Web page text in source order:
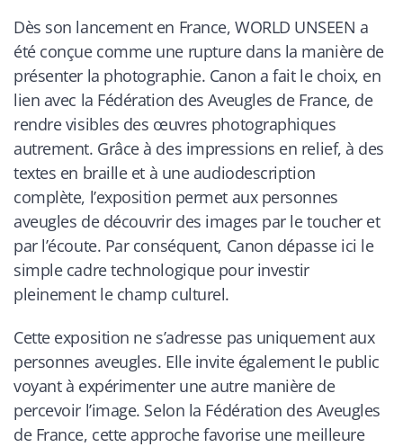
Dès son lancement en France, WORLD UNSEEN a
été conçue comme une rupture dans la manière de
présenter la photographie. Canon a fait le choix, en
lien avec la Fédération des Aveugles de France, de
rendre visibles des œuvres photographiques
autrement. Grâce à des impressions en relief, à des
textes en braille et à une audiodescription
complète, l’exposition permet aux personnes
aveugles de découvrir des images par le toucher et
par l’écoute. Par conséquent, Canon dépasse ici le
simple cadre technologique pour investir
pleinement le champ culturel.
Cette exposition ne s’adresse pas uniquement aux
personnes aveugles. Elle invite également le public
voyant à expérimenter une autre manière de
percevoir l’image. Selon la Fédération des Aveugles
de France, cette approche favorise une meilleure